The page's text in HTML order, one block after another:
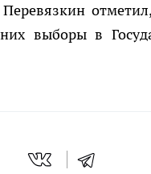
выборы в